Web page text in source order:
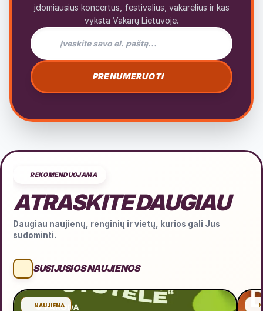
įdomiausius koncertus, festivalius, vakarėlius ir kas
vyksta Vakarų Lietuvoje.
El. pašto adresas naujienlaiškiui
PRENUMERUOTI
REKOMENDUOJAMA
ATRASKITE DAUGIAU
Daugiau naujienų, renginių ir vietų, kurios gali Jus
sudominti.
SUSIJUSIOS NAUJIENOS
NAUJIENA